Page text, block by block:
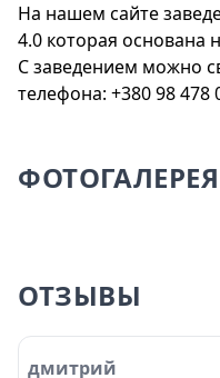
На нашем сайте
4.0 которая основана
С заведением можно
телефона: +380 98 478
ФОТОГАЛЕРЕЯ
ОТЗЫВЫ
дмитрий